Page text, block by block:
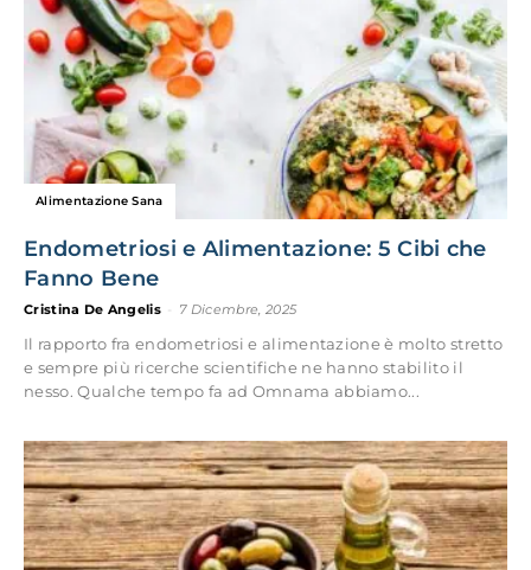
Alimentazione Sana
Endometriosi e Alimentazione: 5 Cibi che
Fanno Bene
Cristina De Angelis 7 Dicembre, 2025
Il rapporto fra endometriosi e alimentazione è molto stretto
e sempre più ricerche scientifiche ne hanno stabilito il
nesso. Qualche tempo fa ad Omnama abbiamo...